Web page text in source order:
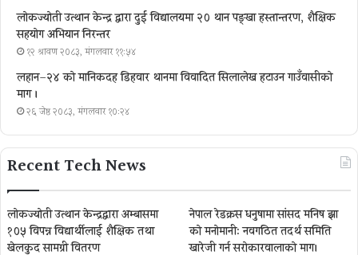
लोकज्योती उत्थान केन्द्र द्वारा दुई विद्यालयमा २० थान पङ्खा हस्तान्तरण, शैक्षिक
सहयोग अभियान निरन्तर
१२ श्रावण २०८३, मंगलवार ११:५४
लहान–२४ को मानिकदह डिहवार थानमा विवादित सिलालेख हटाउन गाउँवासीको
माग ।
२६ जेष्ठ २०८३, मंगलवार १०:२४
Recent Tech News
लोकज्योती उत्थान केन्द्रद्वारा अम्बासमा
१०५ विपन्न विद्यार्थीलाई शैक्षिक तथा
खेलकुद सामग्री वितरण
नेपाल रेडक्रस धनुषामा सांसद मनिष झा
को मनोमानी: नवगठित तदर्थ समिति
खारेजी गर्न सरोकारवालाको माग।